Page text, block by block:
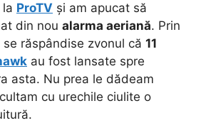
ProTV și am apucat să
din nou alarma aeriană. Prin
se răspândise zvonul că 11
au fost lansate spre
asta. Nu prea le dădeam
cu urechile ciulite o